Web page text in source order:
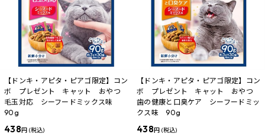
【ドンキ・アピタ・ピアゴ限定】コン
ボ プレゼント キャット おやつ
毛玉対応 シーフードミックス味
90g
438円 (税込)
【ドンキ・アピタ・ピアゴ限定】コン
ボ プレゼント キャット おやつ
歯の健康と口臭ケア シーフードミッ
クス味 90g
438円 (税込)